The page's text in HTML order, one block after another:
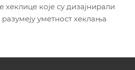
које су дизајнирали
уметност хеклања